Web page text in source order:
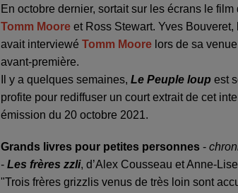
En octobre dernier, sortait sur les écrans le film
Tomm Moore et Ross Stewart. Yves
avait interviewé Tomm Moore lors de sa
avant-première.
Il y a quelques semaines, Le Peuple loup est
profite pour rediffuser un court extrait de cet
émission du 20 octobre 2021.
Grands livres pour petites personnes -
- Les frères zzli, d’Alex Cousseau et Anne-
"Trois frères grizzlis venus de très loin sont